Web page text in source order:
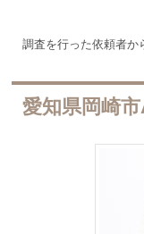
調査を行った依頼者か
愛知県岡崎